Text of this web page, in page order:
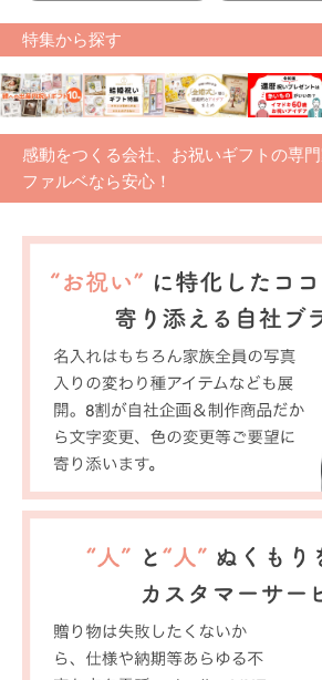
特集から探す
感動をつくる会社、お祝いギフトの専
ファルベなら安心！